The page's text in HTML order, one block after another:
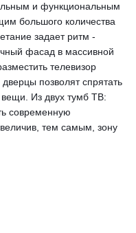
и функциональным
большого количества
задает ритм -
фасад в массивной
телевизор
позволят спрятать
вещи. Из двух тумб ТВ:
современную
тем самым, зону